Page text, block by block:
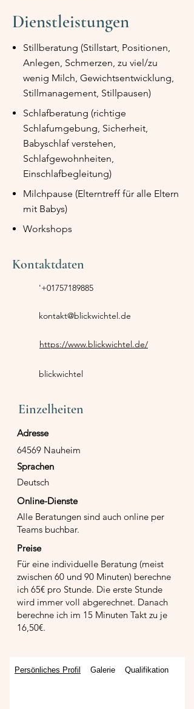
Dienstleistungen
Stillberatung (Stillstart, Positionen,
Anlegen, Schmerzen, zu viel/zu
wenig Milch, Gewichtsentwicklung,
Stillmanagement, Stillpausen)
Schlafberatung (richtige
Schlafumgebung, Sicherheit,
Babyschlaf verstehen,
Schlafgewohnheiten,
Einschlafbegleitung)
Milchpause (Elterntreff für alle Eltern
mit Babys)
Workshops
Kontaktdaten
'+01757189885
kontakt@blickwichtel.de
https://www.blickwichtel.de/
blickwichtel
Einzelheiten
Adresse
64569 Nauheim
Sprachen
Deutsch
Online-Dienste
Alle Beratungen sind auch online per
Teams buchbar.
Preise
Für eine individuelle Beratung (meist
zwischen 60 und 90 Minuten) berechne
ich 65€ pro Stunde. Die erste Stunde
wird immer voll abgerechnet. Danach
berechne ich im 15 Minuten Takt zu je
16,50€.
Persönliches Profil Galerie Qualifikation